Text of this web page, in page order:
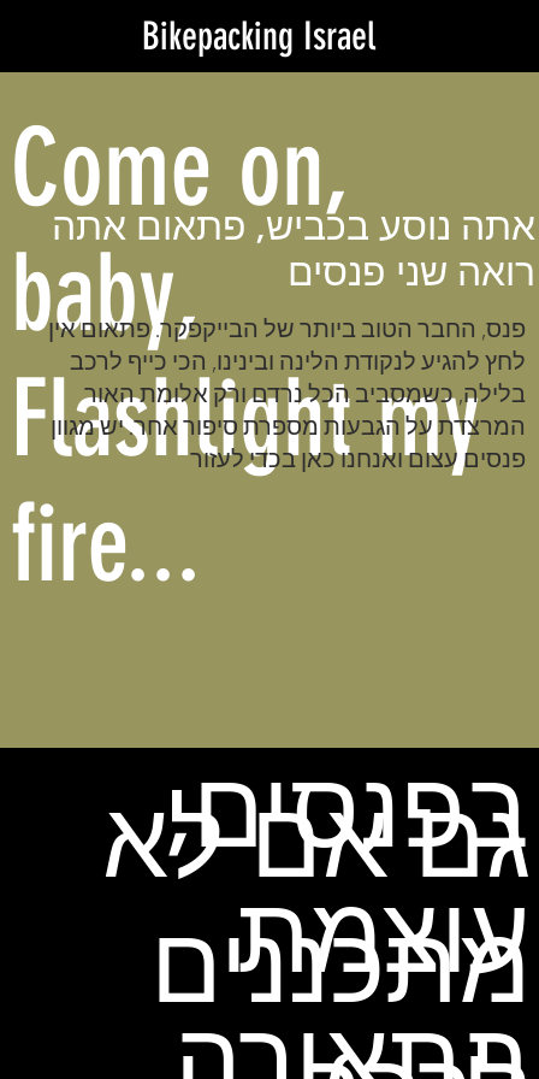
Bikepacking Israel
Come on,
baby,
Flashlight my
fire...
אתה נוסע בכביש, פתאום אתה
רואה שני פנסים
פנס, החבר הטוב ביותר של הבייקפקר. פתאום אין
לחץ להגיע לנקודת הלינה ובינינו, הכי כייף לרכב
בלילה, כשמסביב הכל נרדם ורק אלומת האור
המרצדת על הגבעות מספרת סיפור אחר. יש מגוון
פנסים עצום ואנחנו כאן בכדי לעזור
בפנסים,
עוצמת
גם אם לא
מתכננים